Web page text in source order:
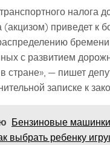
налога
приведет к
с развитием
стране», — пишет
записке к
Бензиновые
выбрать ребенку